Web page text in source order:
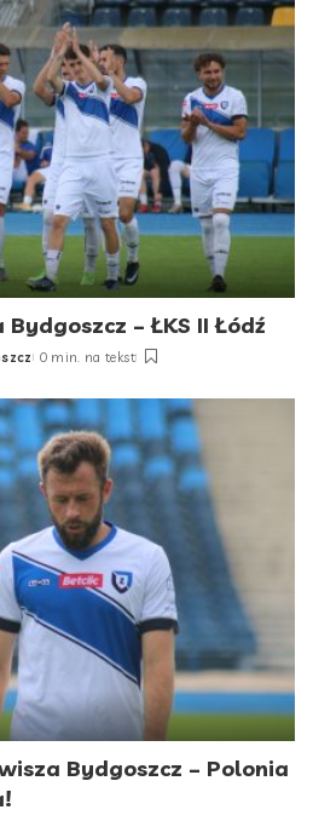
– ŁKS II Łódź
0 min. na tekst
Bydgoszcz – Polonia